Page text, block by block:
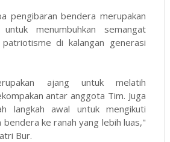
pengibaran bendera merupakan
menumbuhkan semangat
di kalangan generasi
ajang untuk melatih
antar anggota Tim. Juga
langkah awal untuk mengikuti
ke ranah yang lebih luas,"
Bur.